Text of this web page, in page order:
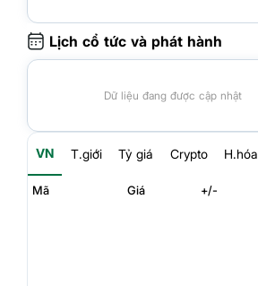
Lịch cổ tức và phát hành
Dữ liệu đang được cập nhật
VN T.giới Tỷ giá Crypto H.hóa
Mã Giá +/-